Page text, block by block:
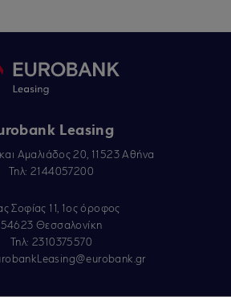
Leasing
και Αμαλιάδος 20, 11523 Αθήνα
Τηλ: 2144057200
Σοφίας 11, 1ος όροφος
54623 Θεσσαλονίκη
Τηλ: 2310375570